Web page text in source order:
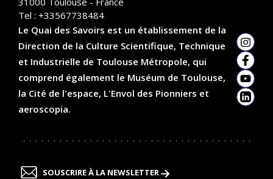
Tel : +33567738484
Le Quai des Savoirs est un établissement de la
Direction de la Culture Scientifique, Technique
et Industrielle de Toulouse Métropole, qui
comprend également le Muséum de Toulouse,
la Cité de l'espace, L'Envol des Pionniers et
aeroscopia.
SOUSCRIRE À LA NEWSLETTER